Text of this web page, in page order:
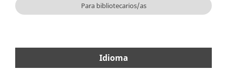
Para bibliotecarios/as
Idioma